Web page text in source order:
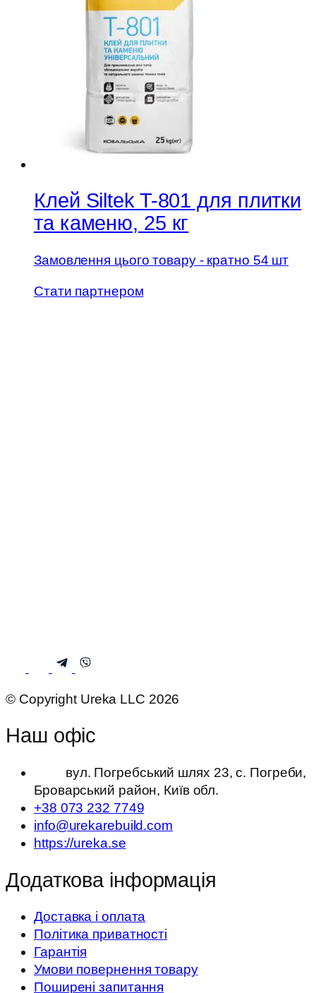
Клей Siltek T-801 для плитки
та каменю, 25 кг
Замовлення цього товару - кратно 54 шт
Стати партнером
© Copyright Ureka LLC 2026
Наш офіс
вул. Погребський шлях 23, с. Погреби,
Броварський район, Київ обл.
+38 073 232 7749
info@urekarebuild.com
https://ureka.se
Додаткова інформація
Доставка і оплата
Політика приватності
Гарантія
Умови повернення товару
Поширені запитання